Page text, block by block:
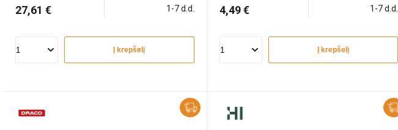
27,61 € 1-7 d.d.
Į krepšelį
4,49 € 1-7 d.d.
Į krepšelį